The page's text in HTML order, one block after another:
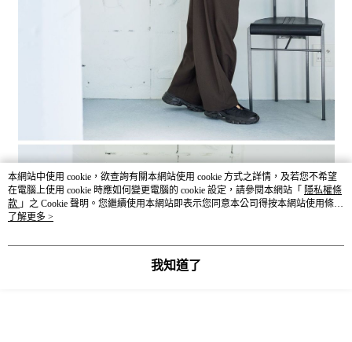
本網站中使用 cookie，欲查詢有關本網站使用 cookie 方式之詳情，及若您不希望
在電腦上使用 cookie 時應如何變更電腦的 cookie 設定，請參閱本網站「 隱私權條
款 」之 Cookie 聲明。您繼續使用本網站即表示您同意本公司得按本網站使用條款
之 Cookie 聲明使用 cookie。
了解更多 >
我知道了